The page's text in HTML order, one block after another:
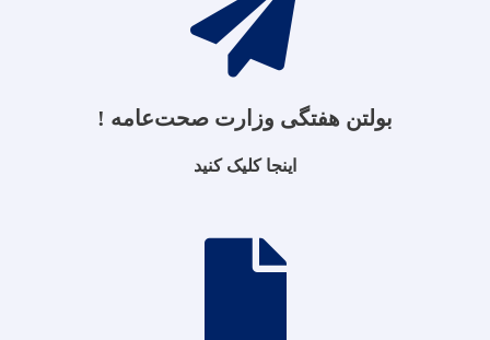
بولتن هفتگی وزارت صحت‌عامه !
اینجا کلیک کنید